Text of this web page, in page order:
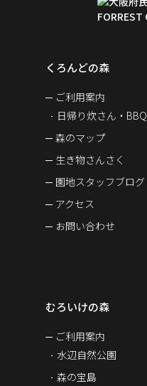
くろんどの森
ご利用案内
日帰り炊さん・BBQ
森のマップ
生き物さんさく
園地スタッフブログ
アクセス
お問い合わせ
むろいけの森
ご利用案内
水辺自然公園
森の宝島